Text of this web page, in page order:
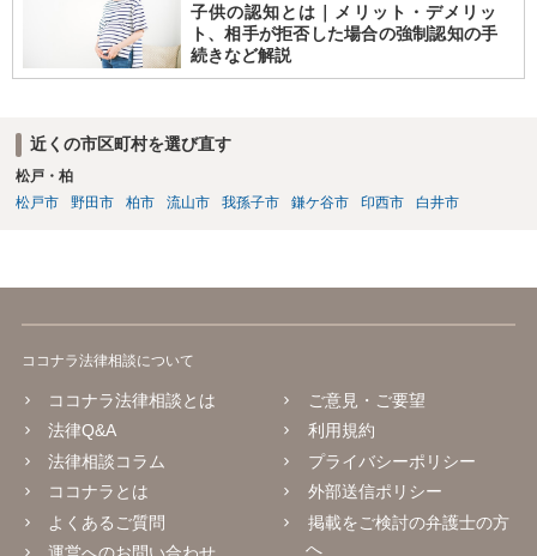
子供の認知とは｜メリット・デメリッ
ト、相手が拒否した場合の強制認知の手
続きなど解説
近くの市区町村を選び直す
松戸・柏
松戸市
野田市 柏市 流山市 我孫子市 鎌ケ谷市 印西市 白井市
ココナラ法律相談について
ココナラ法律相談とは
法律Q&A
法律相談コラム
ココナラとは
よくあるご質問
ご意見・ご要望
利用規約
プライバシーポリシー
外部送信ポリシー
掲載をご検討の弁護士の方
へ